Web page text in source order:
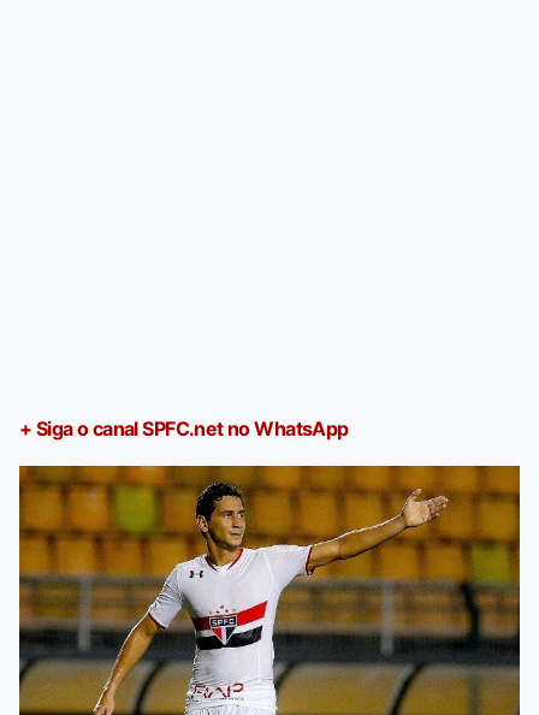
+ Siga o canal SPFC.net no WhatsApp